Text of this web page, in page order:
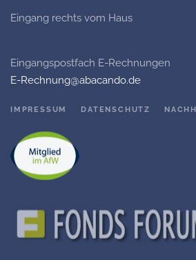
Eingang rechts vom Haus
Eingangspostfach E-Rechnungen
E-Rechnung@abacando.de
IMPRESSUM DATENSCHUTZ